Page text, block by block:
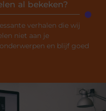
al bekeken?
verhalen die wij
niet aan je
en blijf goed